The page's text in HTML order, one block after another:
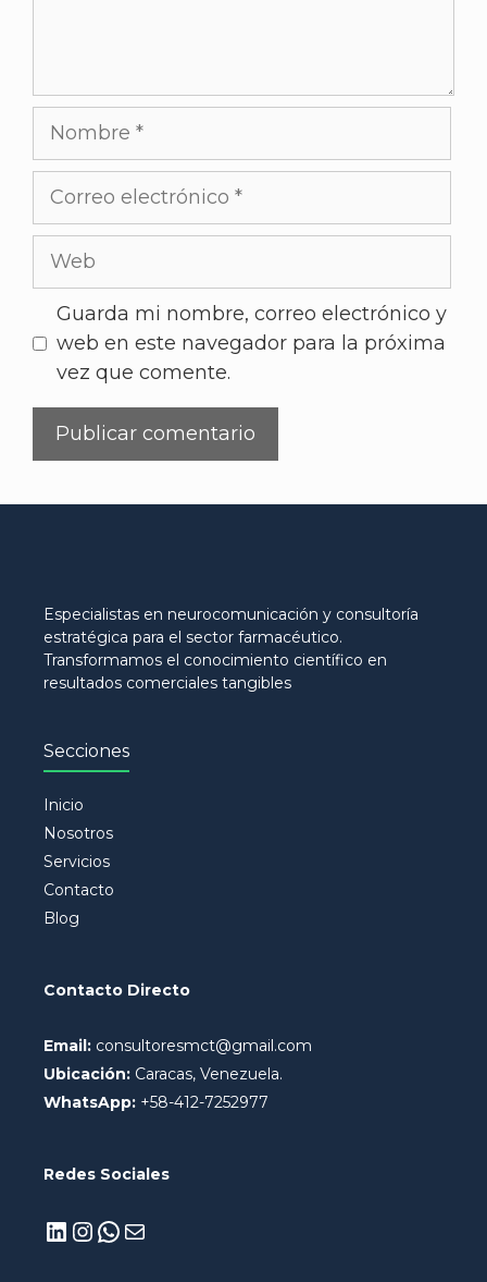
Nombre
Correo
Web
Guarda mi nombre, correo electrónico y
web en este navegador para la próxima
vez que comente.
Especialistas en neurocomunicación y consultoría
estratégica para el sector farmacéutico.
Transformamos el conocimiento científico en
resultados comerciales tangibles
Secciones
Inicio
Nosotros
Servicios
Contacto
Blog
Contacto Directo
Email: consultoresmct@gmail.com
Ubicación: Caracas, Venezuela.
WhatsApp: +58-412-7252977
Redes Sociales
LinkedIn
Instagram
WhatsApp
Correo electrónico